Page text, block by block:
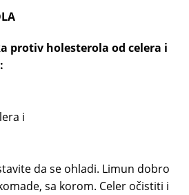
protiv holesterola od celera i
i
da se ohladi. Limun dobro
sa korom. Celer očistiti i